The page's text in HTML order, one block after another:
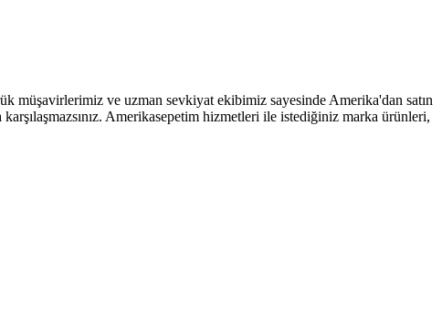
müşavirlerimiz ve uzman sevkiyat ekibimiz sayesinde Amerika'dan satın
Amerikasepetim hizmetleri ile istediğiniz marka ürünleri,